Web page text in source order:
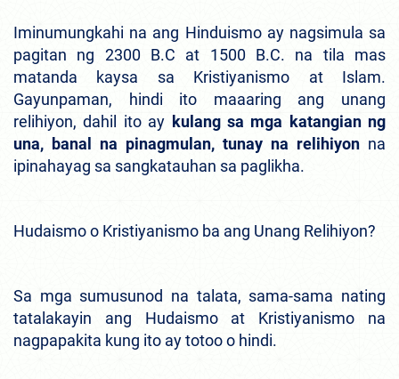
Iminumungkahi na ang Hinduismo ay nagsimula sa
pagitan ng 2300 B.C at 1500 B.C. na tila mas
matanda kaysa sa Kristiyanismo at Islam.
Gayunpaman, hindi ito maaaring ang unang
relihiyon, dahil ito ay kulang sa mga katangian ng
una, banal na pinagmulan, tunay na relihiyon na
ipinahayag sa sangkatauhan sa paglikha.
Hudaismo o Kristiyanismo ba ang Unang Relihiyon?
Sa mga sumusunod na talata, sama-sama nating
tatalakayin ang Hudaismo at Kristiyanismo na
nagpapakita kung ito ay totoo o hindi.